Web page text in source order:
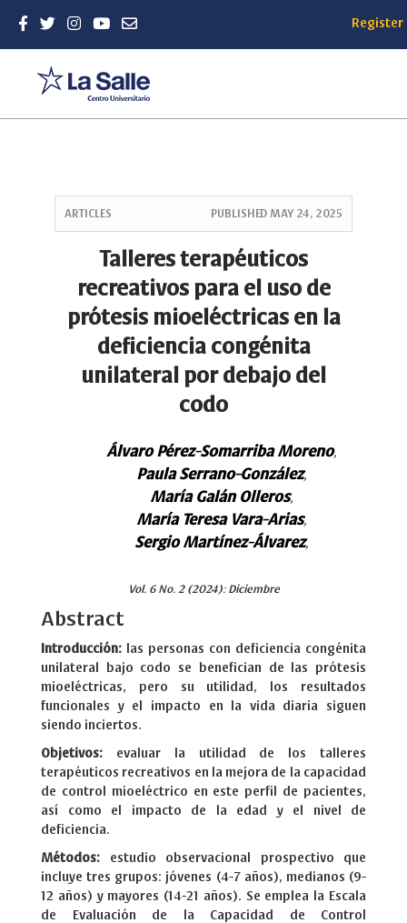
Navigation
Register
ARTICLES PUBLISHED MAY 24, 2025
Talleres terapéuticos
recreativos para el uso de
prótesis mioeléctricas en la
deficiencia congénita
unilateral por debajo del
codo
Álvaro Pérez-Somarriba Moreno,
Paula Serrano-González,
María Galán Olleros,
María Teresa Vara-Arias,
Sergio Martínez-Álvarez,
Vol. 6 No. 2 (2024): Diciembre
Abstract
Introducción: las personas con deficiencia congénita
unilateral bajo codo se benefician de las prótesis
mioeléctricas, pero su utilidad, los resultados
funcionales y el impacto en la vida diaria siguen
siendo inciertos.
Objetivos: evaluar la utilidad de los talleres
terapéuticos recreativos en la mejora de la capacidad
de control mioeléctrico en este perfil de pacientes,
así como el impacto de la edad y el nivel de
deficiencia.
Métodos: estudio observacional prospectivo que
incluye tres grupos: jóvenes (4-7 años), medianos (9-
12 años) y mayores (14-21 años). Se emplea la Escala
de Evaluación de la Capacidad de Control